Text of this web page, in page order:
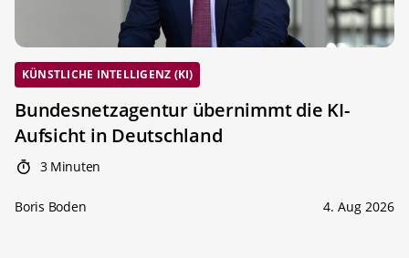
KÜNSTLICHE INTELLIGENZ (KI)
Bundesnetzagentur übernimmt die KI-
Aufsicht in Deutschland
3 Minuten
Boris Boden 4. Aug 2026